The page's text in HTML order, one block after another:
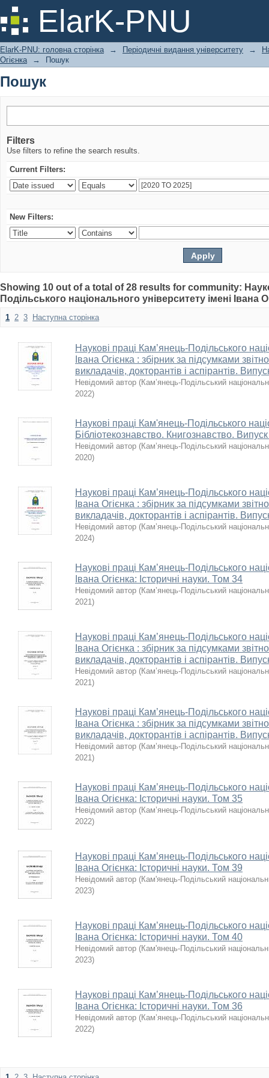
ElarK-PNU
Пошук
ElarK-PNU: головна сторінка → Періодичні видання університету →
Огієнка
→ Пошук
Пошук
Filters
Use filters to refine the search results.
Current Filters:
New Filters:
Showing 10 out of a total of 28 results for community:
Подільського національного університету імені Івана
1 2 3 Наступна сторінка
Наукові праці Кам’янець-Подільського
Івана Огієнка : збірник за підсумками
викладачів, докторантів і аспірантів.
Невідомий автор (Кам’янець-Подільський
2022)
Наукові праці Кам'янець-Подільського
Бібліотекознавство. Книгознавство.
Невідомий автор (Кам’янець-Подільський
2020)
Наукові праці Кам’янець-Подільського
Івана Огієнка : збірник за підсумками
викладачів, докторантів і аспірантів.
Невідомий автор (Кам’янець-Подільський
2024)
Наукові праці Кам’янець-Подільського
Івана Огієнка: Історичні науки. Том 34
Невідомий автор (Кам’янець-Подільський
2021)
Наукові праці Кам’янець-Подільського
Івана Огієнка : збірник за підсумками
викладачів, докторантів і аспірантів.
Невідомий автор (Кам’янець-Подільський
2021)
Наукові праці Кам’янець-Подільського
Івана Огієнка : збірник за підсумками
викладачів, докторантів і аспірантів.
Невідомий автор (Кам’янець-Подільський
2021)
Наукові праці Кам’янець-Подільського
Івана Огієнка: Історичні науки. Том 35
Невідомий автор (Кам’янець-Подільський
2022)
Наукові праці Кам’янець-Подільського
Івана Огієнка: Історичні науки. Том 39
Невідомий автор (Кам'янець-Подільський
2023)
Наукові праці Кам’янець-Подільського
Івана Огієнка: Історичні науки. Том 40
Невідомий автор (Кам'янець-Подільський
2023)
Наукові праці Кам’янець-Подільського
Івана Огієнка: Історичні науки. Том 36
Невідомий автор (Кам’янець-Подільський
2022)